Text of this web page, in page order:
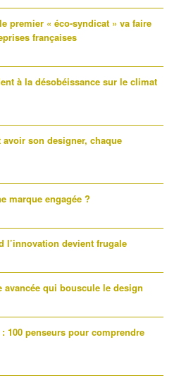
premier « éco-syndicat » va faire
françaises
à la désobéissance sur le climat
son designer, chaque
marque engagée ?
l’innovation devient frugale
avancée qui bouscule le design
100 penseurs pour comprendre